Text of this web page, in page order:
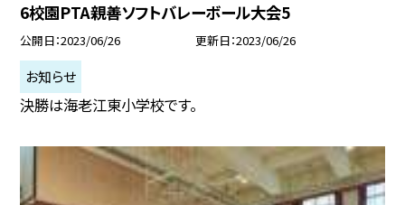
6校園PTA親善ソフトバレーボール大会5
公開日 2023/06/26 更新日 2023/06/26
お知らせ
決勝は海老江東小学校です。